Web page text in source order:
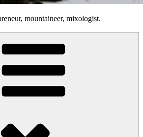
mountaineer, mixologist.